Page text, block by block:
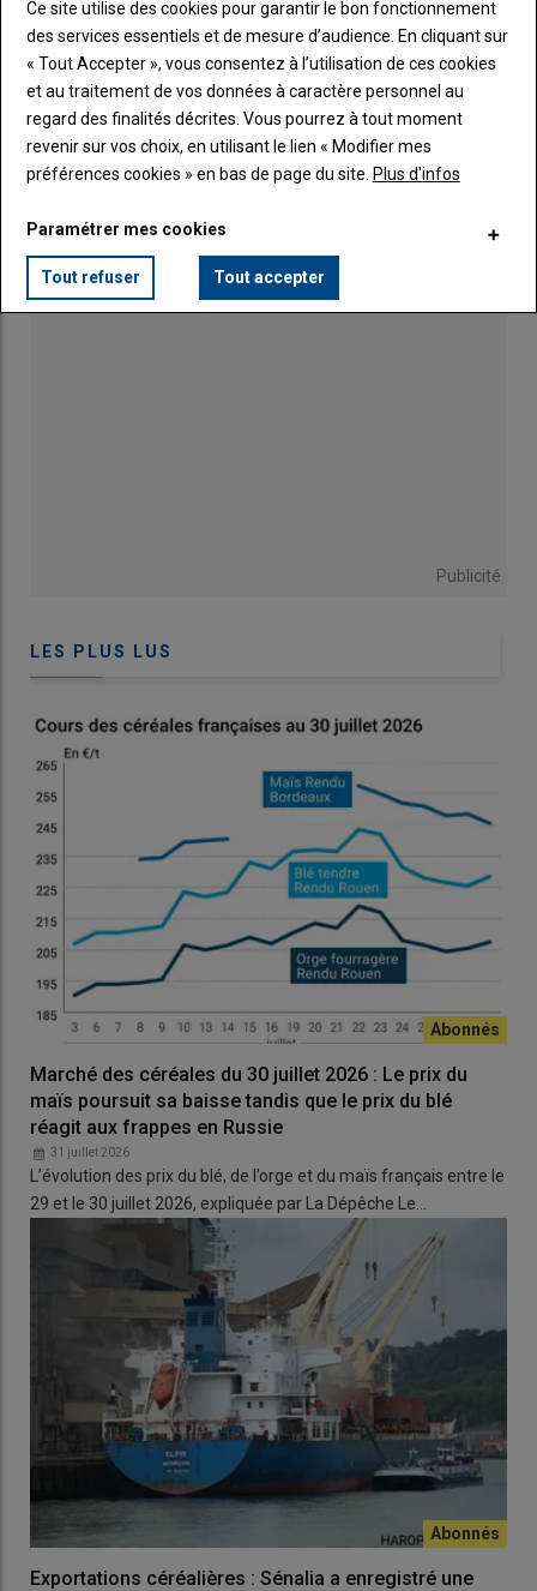
Salon de l’agriculture 2025 – Axéréal travaille
sur les débouchés des cultures bas intrants
11 mars 2025
Décarbonation : vers une baisse de 600 000 ha
de céréales au profit des légumineuses et du
tournesol pour atteindre les objectifs
Publicité
LES PLUS LUS
Marché des céréales du 30 juillet 2026 : Le prix du
maïs poursuit sa baisse tandis que le prix du blé
réagit aux frappes en Russie
31 juillet 2026
L’évolution des prix du blé, de l’orge et du maïs français entre le
29 et le 30 juillet 2026, expliquée par La Dépêche Le…
Exportations céréalières : Sénalia a enregistré une
Ce site utilise des cookies pour garantir le bon fonctionnement
des services essentiels et de mesure d’audience. En cliquant sur
« Tout Accepter », vous consentez à l’utilisation de ces cookies
et au traitement de vos données à caractère personnel au
regard des finalités décrites. Vous pourrez à tout moment
revenir sur vos choix, en utilisant le lien « Modifier mes
préférences cookies » en bas de page du site. Plus d'infos
Paramétrer mes cookies
Tout refuser Tout accepter